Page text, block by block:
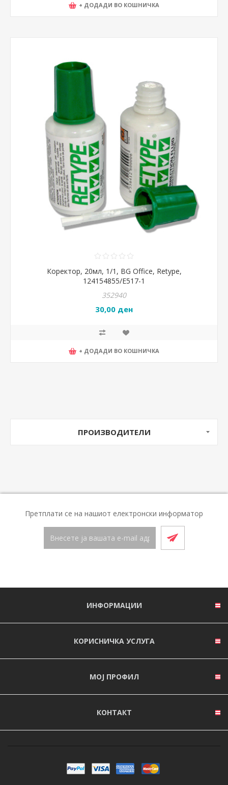
+ ДОДАДИ ВО КОШНИЧКА
Коректор, 20мл, 1/1, BG Office, Retype,
124154855/E517-1
352940
30,00 ден
+ ДОДАДИ ВО КОШНИЧКА
ПРОИЗВОДИТЕЛИ
Претплати се на нашиот електронски информатор
ИНФОРМАЦИИ
КОРИСНИЧКА УСЛУГА
МОЈ ПРОФИЛ
КОНТАКТ